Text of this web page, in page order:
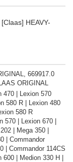
HEAVY-
669917.0
ORIGINAL
470 | Lexion 570
580 R | Lexion 480
580 R
570 | Lexion 670 |
| Mega 350 |
| Commandor
| Commandor 114CS
| Medion 330 H |